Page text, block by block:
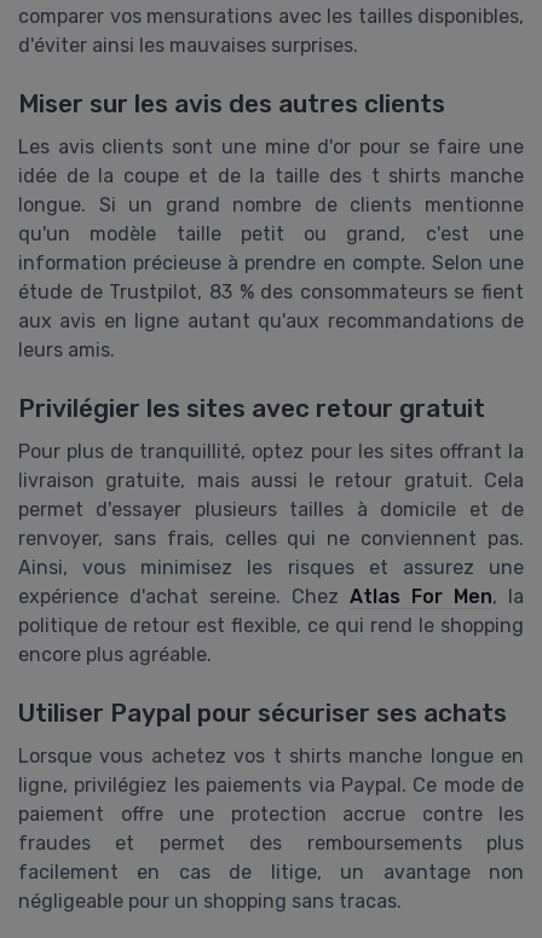
comparer vos mensurations avec les tailles disponibles,
d'éviter ainsi les mauvaises surprises.
Miser sur les avis des autres clients
Les avis clients sont une mine d'or pour se faire une
idée de la coupe et de la taille des t shirts manche
longue. Si un grand nombre de clients mentionne
qu'un modèle taille petit ou grand, c'est une
information précieuse à prendre en compte. Selon une
étude de Trustpilot, 83 % des consommateurs se fient
aux avis en ligne autant qu'aux recommandations de
leurs amis.
Privilégier les sites avec retour gratuit
Pour plus de tranquillité, optez pour les sites offrant la
livraison gratuite, mais aussi le retour gratuit. Cela
permet d'essayer plusieurs tailles à domicile et de
renvoyer, sans frais, celles qui ne conviennent pas.
Ainsi, vous minimisez les risques et assurez une
expérience d'achat sereine. Chez Atlas For Men, la
politique de retour est flexible, ce qui rend le shopping
encore plus agréable.
Utiliser Paypal pour sécuriser ses achats
Lorsque vous achetez vos t shirts manche longue en
ligne, privilégiez les paiements via Paypal. Ce mode de
paiement offre une protection accrue contre les
fraudes et permet des remboursements plus
facilement en cas de litige, un avantage non
négligeable pour un shopping sans tracas.